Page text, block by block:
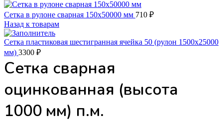
Сетка в рулоне сварная 150х50000 мм 710 ₽
Назад к товарам
Сетка пластиковая шестигранная ячейка 50 (рулон 1500х25000
мм) 3300 ₽
Сетка сварная
оцинкованная (высота
1000 мм) п.м.